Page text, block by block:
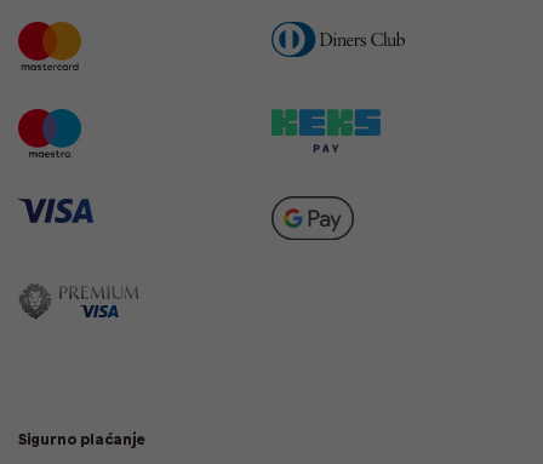
Sigurno plaćanje